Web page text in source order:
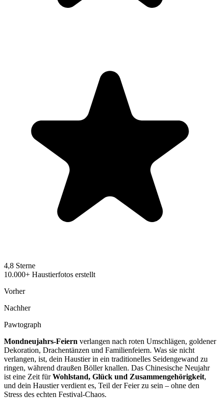
4,8 Sterne
10.000+ Haustierfotos erstellt
Vorher
Nachher
Pawtograph
Mondneujahrs-Feiern verlangen nach roten Umschlägen, goldener
Dekoration, Drachentänzen und Familienfeiern. Was sie nicht
verlangen, ist, dein Haustier in ein traditionelles Seidengewand zu
ringen, während draußen Böller knallen. Das Chinesische Neujahr
ist eine Zeit fürWohlstand, Glück und Zusammengehörigkeit,
und dein Haustier verdient es, Teil der Feier zu sein – ohne den
Stress des echten Festival-Chaos.